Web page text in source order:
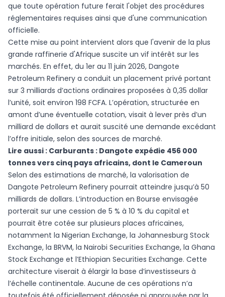
que toute opération future ferait l'objet des procédures
réglementaires requises ainsi que d'une communication
officielle.
Cette mise au point intervient alors que l'avenir de la plus
grande raffinerie d'Afrique suscite un vif intérêt sur les
marchés. En effet, du 1er au 11 juin 2026, Dangote
Petroleum Refinery a conduit un placement privé portant
sur 3 milliards d’actions ordinaires proposées à 0,35 dollar
l’unité, soit environ 198 FCFA. L’opération, structurée en
amont d’une éventuelle cotation, visait à lever près d’un
milliard de dollars et aurait suscité une demande excédant
l’offre initiale, selon des sources de marché.
Lire aussi : Carburants : Dangote expédie 456 000
tonnes vers cinq pays africains, dont le Cameroun
Selon des estimations de marché, la valorisation de
Dangote Petroleum Refinery pourrait atteindre jusqu’à 50
milliards de dollars. L’introduction en Bourse envisagée
porterait sur une cession de 5 % à 10 % du capital et
pourrait être cotée sur plusieurs places africaines,
notamment la Nigerian Exchange, la Johannesburg Stock
Exchange, la BRVM, la Nairobi Securities Exchange, la Ghana
Stock Exchange et l’Ethiopian Securities Exchange. Cette
architecture viserait à élargir la base d’investisseurs à
l’échelle continentale. Aucune de ces opérations n’a